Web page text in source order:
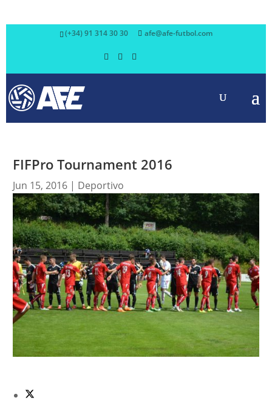
(+34) 91 314 30 30 afe@afe-futbol.com
FIFPro Tournament 2016
Jun 15, 2016| Deportivo